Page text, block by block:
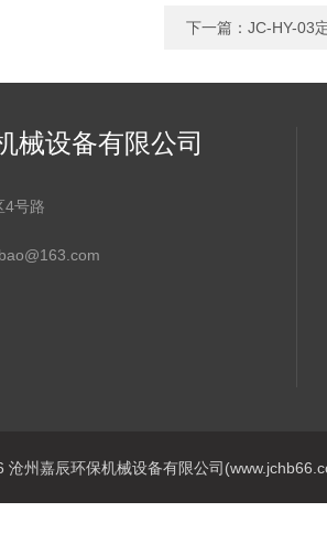
下一篇： JC-HY-03
械设备有限公司
4号路
沧州嘉辰环保机械设备有限公司